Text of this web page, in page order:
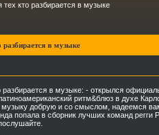
тех кто разбирается в музыке
разбирается в музыке
разбирается в музыке: - открылся
ритм&блюз в духе
добрую и со смыслом, надеемся
попала в сборник лучших команд регги